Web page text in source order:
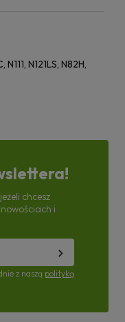
N111, N121LS, N82H,
chcesz
i
z naszą polityką